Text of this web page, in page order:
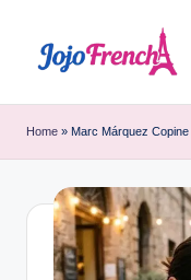
o
j
o
Home » Marc Márquez